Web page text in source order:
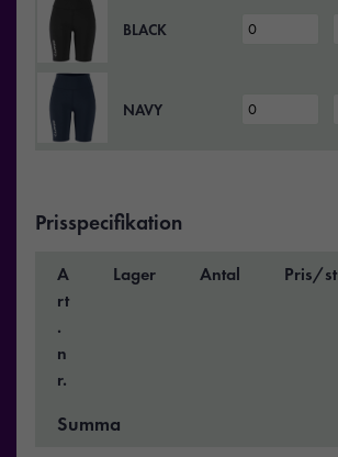
BLACK
NAVY
Prisspecifikation
A
rt
.
n
r.
Lager Antal Pris/st
Summa